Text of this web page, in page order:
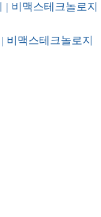
| 비맥스테크놀로지
비맥스테크놀로지